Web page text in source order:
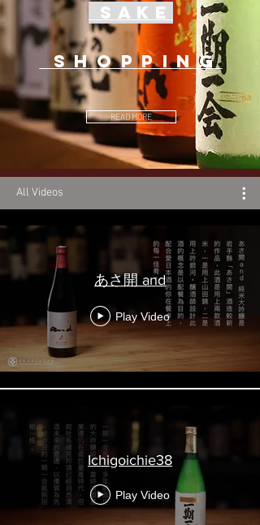
Sake
Shopping
READ MORE
All Videos
あさ開 and
Play Video
Ichigoichie38
Play Video